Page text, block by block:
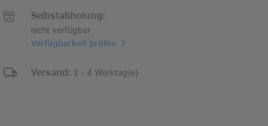
Selbstabholung:
nicht verfügbar
Verfügbarkeit prüfen
Versand: 2 - 4 Werktag(e)